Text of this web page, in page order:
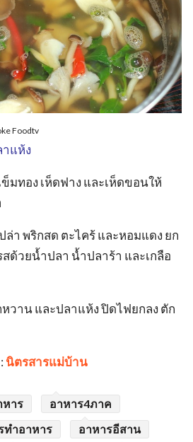
Foodtv
แห้ง
ข็มทอง เห็ดฟาง และเห็ดขอนให้
ล่า พริกสด ตะไคร้ และหอมแดง ยก
ด้วยน้ำปลา น้ำปลาร้า และเกลือ
วาน และปลาแห้ง ปิดไฟยกลง ตัก
นิตรสารแม่บ้าน
หาร
อาหาร4ภาค
ทำอาหาร
อาหารอีสาน